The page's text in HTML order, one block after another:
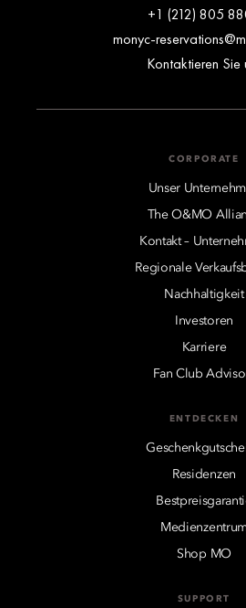
+1 (212) 805
monyc-
Kontaktieren Sie
CORPORATE
Unser
The O&MO
Kontakt –
Regionale
Nachhaltigkeit
Investoren
Karriere
Fan Club
ENTDECKEN
Residenzen
Shop MO
SUPPORT